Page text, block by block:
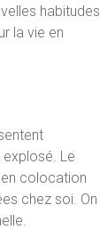
habitudes
la vie en
Le
colocation
chez soi. On